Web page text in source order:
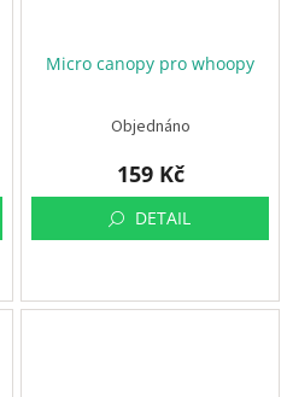
Micro canopy pro whoopy
Objednáno
159 Kč
DETAIL